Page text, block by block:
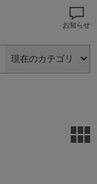
お知らせ